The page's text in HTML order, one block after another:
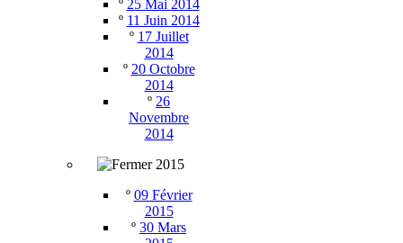
º 25 Mai 2014
º 11 Juin 2014
º 17 Juillet
2014
º 20 Octobre
2014
º 26
Novembre
2014
2015
º 09 Février
2015
º 30 Mars